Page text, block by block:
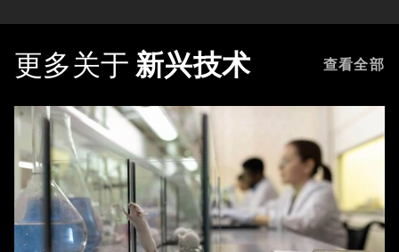
更多关于 新兴技术 查看全部